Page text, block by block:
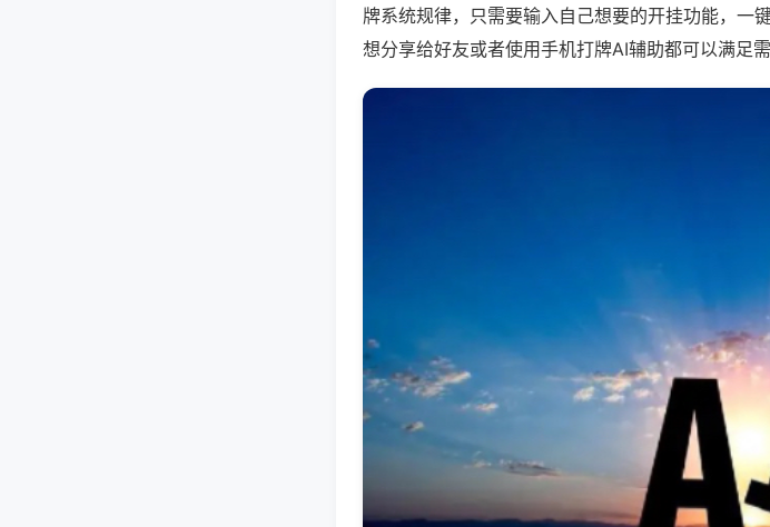
牌系统规律，只需要输入自己想要的开挂功能，一
想分享给好友或者使用手机打牌AI辅助都可以满足需